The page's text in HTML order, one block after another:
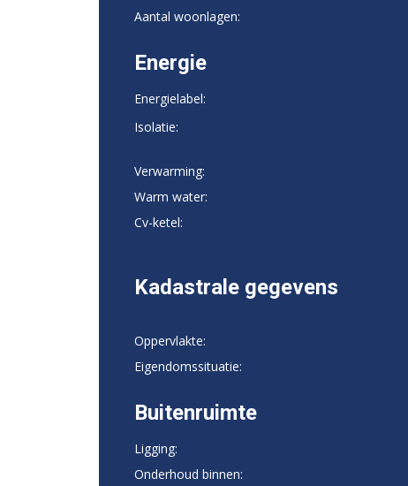
Aantal woonlagen:
Energie
Energielabel:
Isolatie:
Verwarming:
Warm water:
Cv-ketel:
Kadastrale gegevens
Oppervlakte:
Eigendomssituatie:
Buitenruimte
Ligging:
Onderhoud binnen: